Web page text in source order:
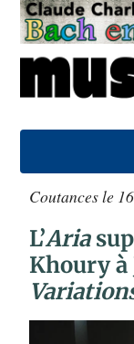
Coutances le
L’Aria
Khoury à